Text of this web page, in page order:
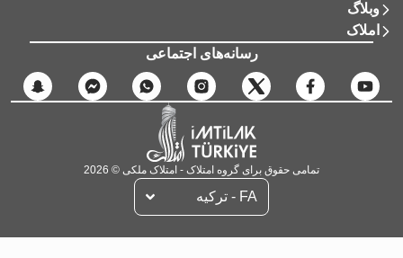
وبلاگ
املاک
رسانه‌های اجتماعی
تمامی حقوق برای گروه امتلاک - امتلاک ملکی © 2026
FA - تركيه